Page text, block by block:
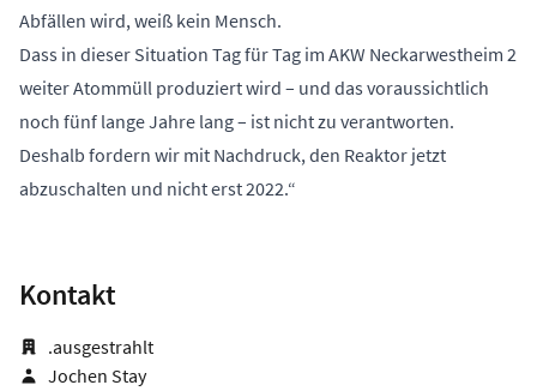
Abfällen wird, weiß kein Mensch.
Dass in dieser Situation Tag für Tag im AKW Neckarwestheim 2
weiter Atommüll produziert wird – und das voraussichtlich
noch fünf lange Jahre lang – ist nicht zu verantworten.
Deshalb fordern wir mit Nachdruck, den Reaktor jetzt
abzuschalten und nicht erst 2022.“
Kontakt
.ausgestrahlt
Jochen Stay